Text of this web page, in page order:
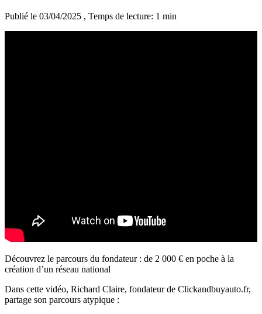
Publié le 03/04/2025 , Temps de lecture: 1 min
Découvrez le parcours du fondateur : de 2 000 € en poche à la
création d’un réseau national
Dans cette vidéo, Richard Claire, fondateur de Clickandbuyauto.fr,
partage son parcours atypique :